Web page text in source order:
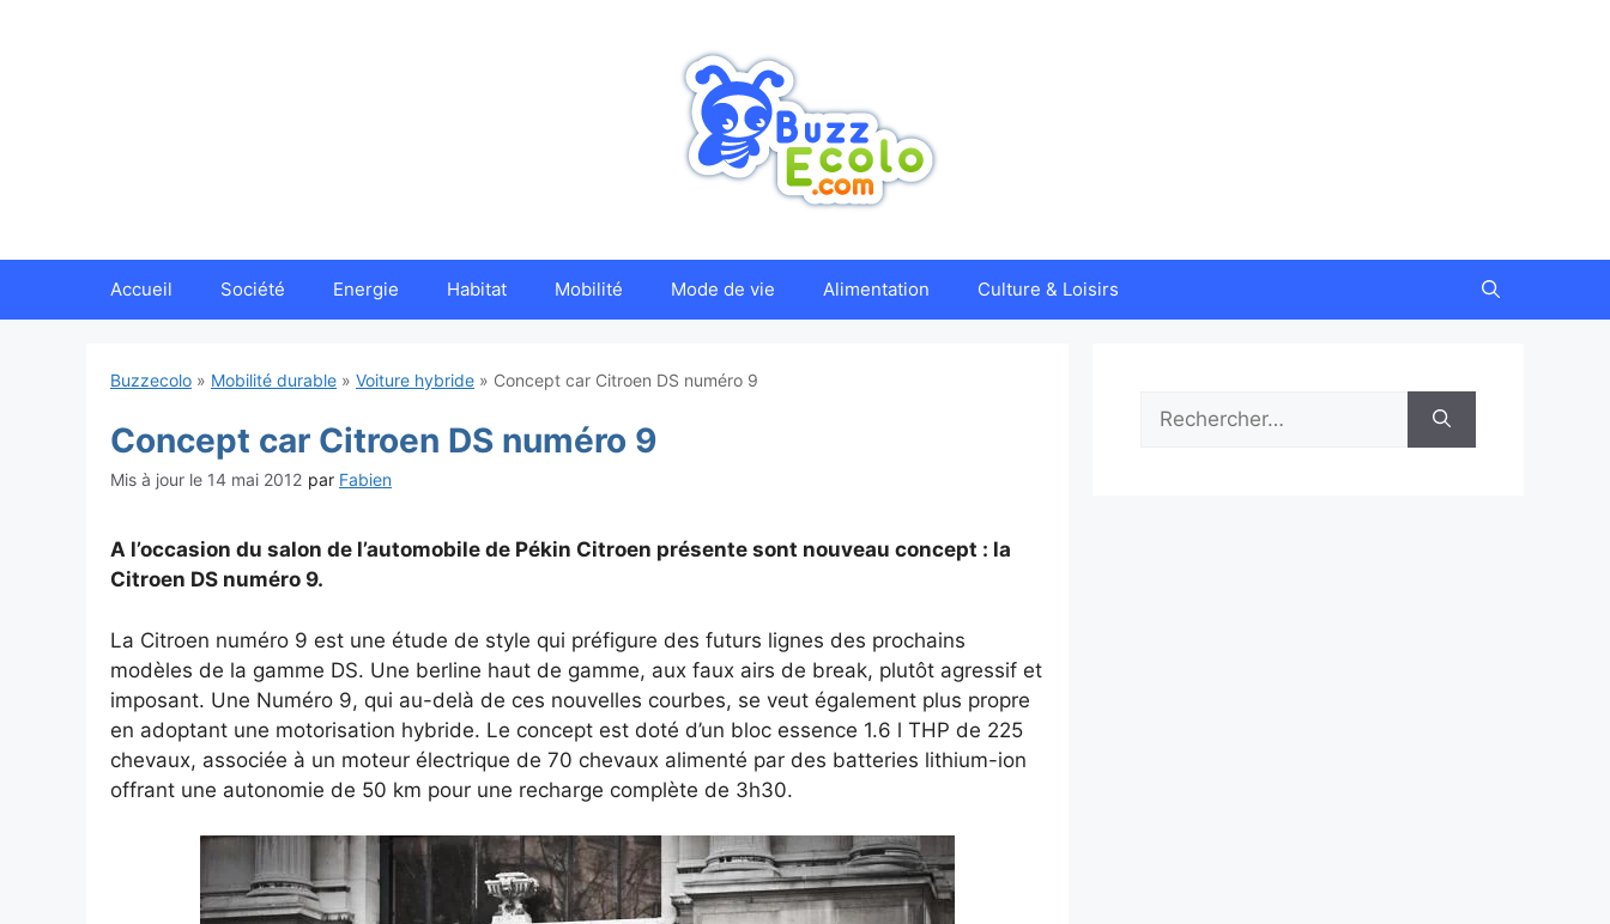
Accueil Société Energie Habitat Mobilité Mode de vie Alimentation Culture & Loisirs
Buzzecolo » Mobilité durable » Voiture hybride » Concept car Citroen DS numéro 9
Concept car Citroen DS numéro 9
14 mai 2012 par Fabien
A l’occasion du salon de l’automobile de Pékin Citroen présente sont nouveau concept : la
Citroen DS numéro 9.
La Citroen numéro 9 est une étude de style qui préfigure des futurs lignes des prochains
modèles de la gamme DS. Une berline haut de gamme, aux faux airs de break, plutôt agressif et
imposant. Une Numéro 9, qui au-delà de ces nouvelles courbes, se veut également plus propre
en adoptant une motorisation hybride. Le concept est doté d’un bloc essence 1.6 l THP de 225
chevaux, associée à un moteur électrique de 70 chevaux alimenté par des batteries lithium-ion
offrant une autonomie de 50 km pour une recharge complète de 3h30.
Rechercher :